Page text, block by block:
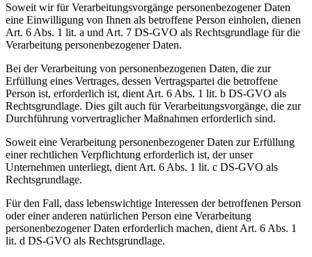
Soweit wir für Verarbeitungsvorgänge personenbezogener Daten
eine Einwilligung von Ihnen als betroffene Person einholen, dienen
Art. 6 Abs. 1 lit. a und Art. 7 DS-GVO als Rechtsgrundlage für die
Verarbeitung personenbezogener Daten.
Bei der Verarbeitung von personenbezogenen Daten, die zur
Erfüllung eines Vertrages, dessen Vertragspartei die betroffene
Person ist, erforderlich ist, dient Art. 6 Abs. 1 lit. b DS-GVO als
Rechtsgrundlage. Dies gilt auch für Verarbeitungsvorgänge, die zur
Durchführung vorvertraglicher Maßnahmen erforderlich sind.
Soweit eine Verarbeitung personenbezogener Daten zur Erfüllung
einer rechtlichen Verpflichtung erforderlich ist, der unser
Unternehmen unterliegt, dient Art. 6 Abs. 1 lit. c DS-GVO als
Rechtsgrundlage.
Für den Fall, dass lebenswichtige Interessen der betroffenen Person
oder einer anderen natürlichen Person eine Verarbeitung
personenbezogener Daten erforderlich machen, dient Art. 6 Abs. 1
lit. d DS-GVO als Rechtsgrundlage.